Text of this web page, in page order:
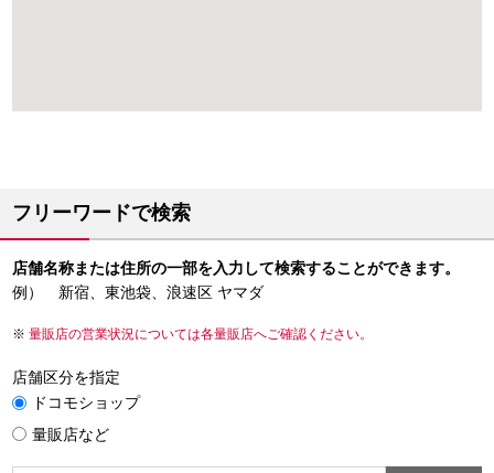
フリーワードで検索
店舗名称または住所の一部を入力して検索することができます。
例） 新宿、東池袋、浪速区 ヤマダ
量販店の営業状況については各量販店へご確認ください。
店舗区分を指定
ドコモショップ
量販店など